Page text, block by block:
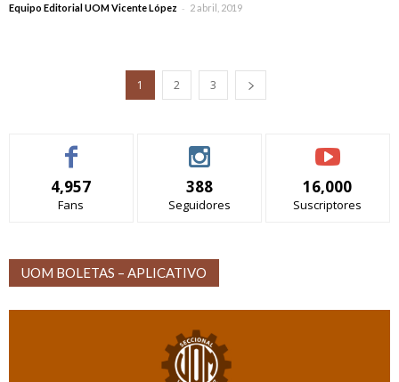
Equipo Editorial UOM Vicente López - 2 abril, 2019
1 2 3
4,957
Fans
388
Seguidores
16,000
Suscriptores
UOM BOLETAS – APLICATIVO